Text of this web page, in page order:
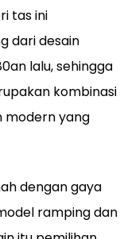
tas ini
dari desain
lalu, sehingga
kombinasi
modern yang
dengan gaya
ramping dan